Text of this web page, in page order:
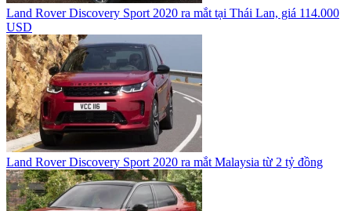
Land Rover Discovery Sport 2020 ra mắt tại Thái Lan, giá 114.000
USD
Land Rover Discovery Sport 2020 ra mắt Malaysia từ 2 tỷ đồng